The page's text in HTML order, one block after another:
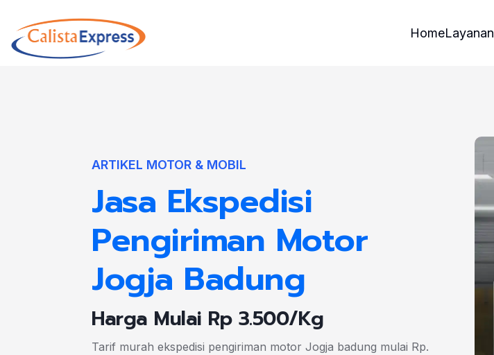
HomeLayanan
ARTIKEL MOTOR & MOBIL
Jasa Ekspedisi
Pengiriman Motor
Jogja Badung
Harga Mulai Rp 3.500/Kg
Tarif murah ekspedisi pengiriman motor Jogja badung mulai Rp.